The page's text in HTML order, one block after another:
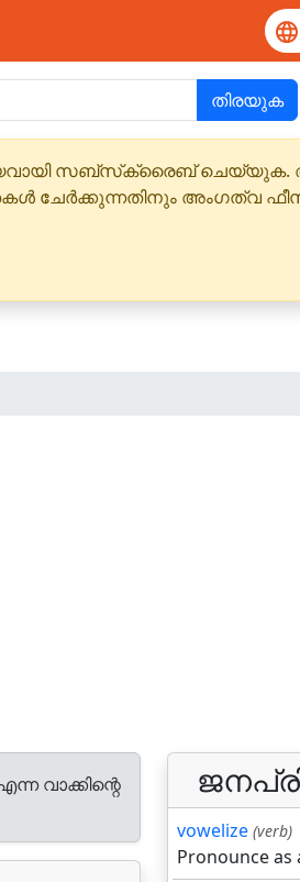
തിരയുക
ദയവായി സബ്‌സ്‌ക്രൈബ്
ചേർക്കുന്നതിനും അംഗത്വ
വാക്കിന്റെ
vowelize (verb)
Pronounce as